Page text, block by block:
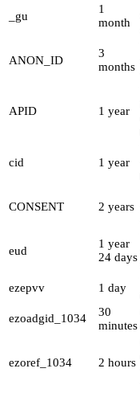
_gu
1
month
ANON_ID
3
months
APID 1 year
cid 1 year
CONSENT 2 years
eud
1 year
24 days
ezepvv
1 day
ezoadgid_1034
30
minutes
ezoref_1034 2 hours